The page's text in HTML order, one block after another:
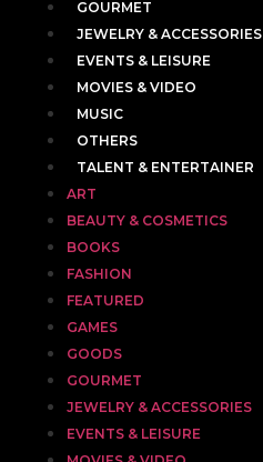
GOURMET
JEWELRY & ACCESSORIES
EVENTS & LEISURE
MOVIES & VIDEO
MUSIC
OTHERS
TALENT & ENTERTAINER
ART
BEAUTY & COSMETICS
BOOKS
FASHION
FEATURED
GAMES
GOODS
GOURMET
JEWELRY & ACCESSORIES
EVENTS & LEISURE